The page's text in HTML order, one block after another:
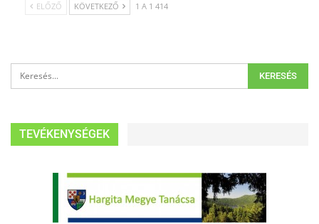
ELŐZŐ KÖVETKEZŐ 1 A 1 414
TEVÉKENYSÉGEK